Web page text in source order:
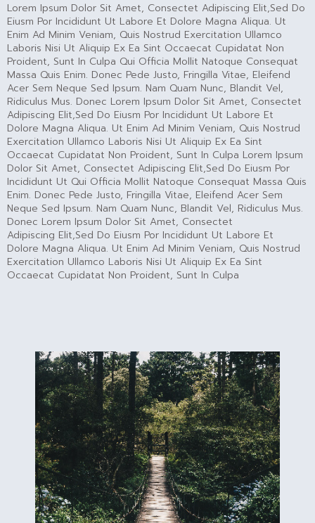
Lorem Ipsum Dolor Sit Amet, Consectet Adipiscing Elit,sed Do
Eiusm Por Incididunt Ut Labore Et Dolore Magna Aliqua. Ut
Enim Ad Minim Veniam, Quis Nostrud Exercitation Ullamco
Laboris Nisi Ut Aliquip Ex Ea Sint Occaecat Cupidatat Non
Proident, Sunt In Culpa Qui Officia Mollit Natoque Consequat
Massa Quis Enim. Donec Pede Justo, Fringilla Vitae, Eleifend
Acer Sem Neque Sed Ipsum. Nam Quam Nunc, Blandit Vel,
Ridiculus Mus. Donec Lorem Ipsum Dolor Sit Amet, Consectet
Adipiscing Elit,sed Do Eiusm Por Incididunt Ut Labore Et
Dolore Magna Aliqua. Ut Enim Ad Minim Veniam, Quis Nostrud
Exercitation Ullamco Laboris Nisi Ut Aliquip Ex Ea Sint
Occaecat Cupidatat Non Proident, Sunt In Culpa Lorem Ipsum
Dolor Sit Amet, Consectet Adipiscing Elit,sed Do Eiusm Por
Incididunt Ut Qui Officia Mollit Natoque Consequat Massa Quis
Enim. Donec Pede Justo, Fringilla Vitae, Eleifend Acer Sem
Neque Sed Ipsum. Nam Quam Nunc, Blandit Vel, Ridiculus Mus.
Donec Lorem Ipsum Dolor Sit Amet, Consectet
Adipiscing Elit,sed Do Eiusm Por Incididunt Ut Labore Et
Dolore Magna Aliqua. Ut Enim Ad Minim Veniam, Quis Nostrud
Exercitation Ullamco Laboris Nisi Ut Aliquip Ex Ea Sint
Occaecat Cupidatat Non Proident, Sunt In Culpa